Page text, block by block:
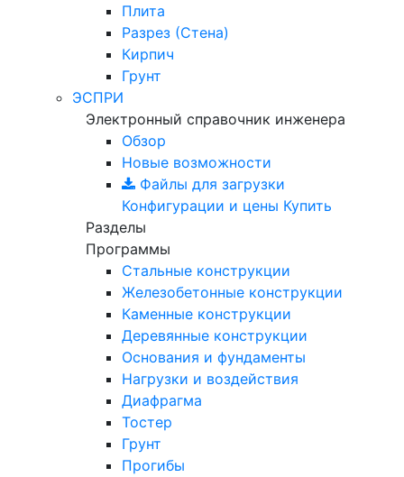
Плита
Разрез (Стена)
Кирпич
Грунт
ЭСПРИ
Электронный справочник инженера
Обзор
Новые возможности
Файлы для загрузки
Конфигурации и цены Купить
Разделы
Программы
Стальные конструкции
Железобетонные конструкции
Каменные конструкции
Деревянные конструкции
Основания и фундаменты
Нагрузки и воздействия
Диафрагма
Тостер
Грунт
Прогибы